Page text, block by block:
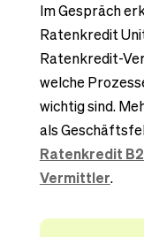
Im Gespräch
Ratenkredit
Ratenkredit-
welche
wichtig sind.
als
Ratenkredit
Vermittler.